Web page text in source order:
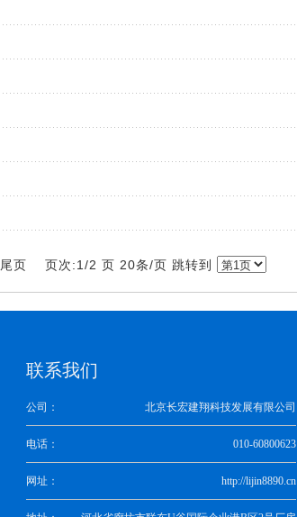
尾页 页次:1/2 页 20条/页 跳转到
联系我们
公司： 北京长宏建翔科技发展有限公司
电话： 010-60800623
网址： http://lijin8890.cn